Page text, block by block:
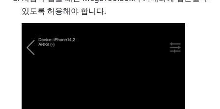
있도록 허용해야 합니다.